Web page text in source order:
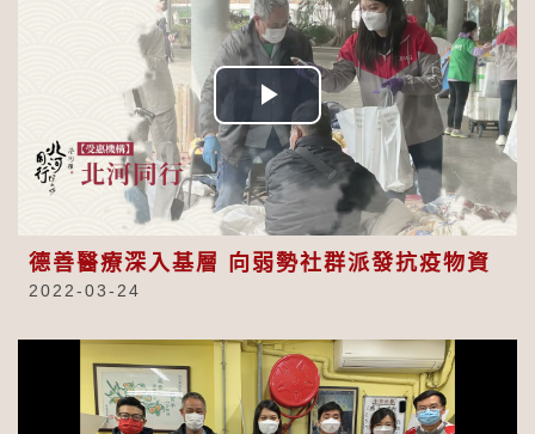
Play
Video
德善醫療深入基層 向弱勢社群派發抗疫物資
2022-03-24